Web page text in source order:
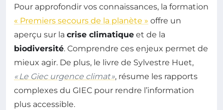
Pour approfondir vos connaissances, la formation
« Premiers secours de la planète » offre un
aperçu sur la crise climatique et de la
biodiversité. Comprendre ces enjeux permet de
mieux agir. De plus, le livre de Sylvestre Huet,
« Le Giec urgence climat », résume les rapports
complexes du GIEC pour rendre l’information
plus accessible.